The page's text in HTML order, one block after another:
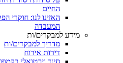
החיים
האזינו לנו: חוקרי
המעבדה
מידע למבקרים/ות
מדריך למבקרים/ות
דירות אירוח
סיור וירטואלי